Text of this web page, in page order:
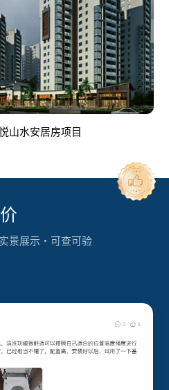
山水安居房项目
景展示・可查可验